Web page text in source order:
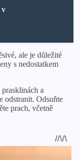
v
ale je důležité
s nedostatkem
a
odstranit. Odsuňte
prach, včetně